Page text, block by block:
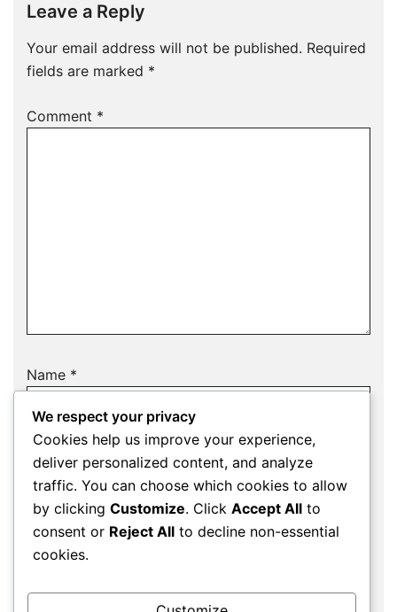
Leave a Reply
Your email address will not be published. Required
fields are marked *
Comment *
Name *
Email*
Website
We respect your privacy
Cookies help us improve your experience,
deliver personalized content, and analyze
traffic. You can choose which cookies to allow
by clicking Customize. Click Accept All to
consent or Reject All to decline non-essential
cookies.